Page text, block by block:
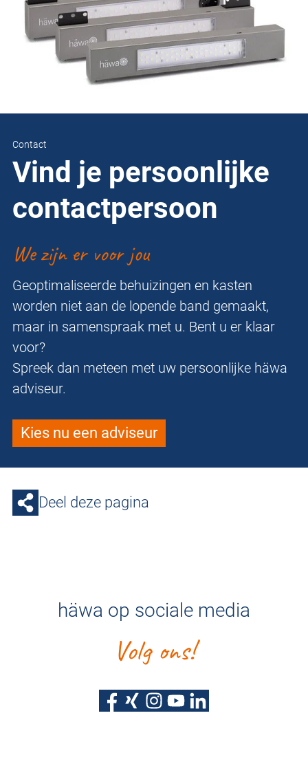
Contact
Vind je persoonlijke
contactpersoon
We zijn er voor jou
Geoptimaliseerde behuizingen en kasten
worden niet aan de lopende band gemaakt,
maar in samenspraak met u. Bent u er klaar
voor?
Spreek dan meteen met uw persoonlijke häwa
adviseur.
Kies nu een adviseur
Deel deze pagina
häwa op sociale media
Volg ons!